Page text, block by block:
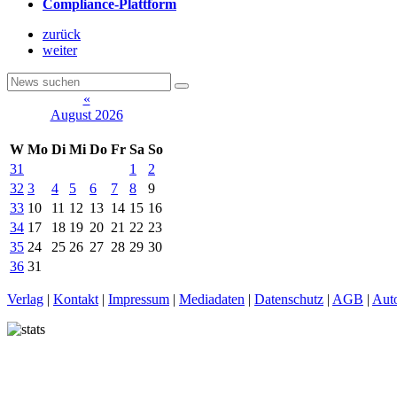
Compliance-Plattform
zurück
weiter
«
August 2026
W Mo Di Mi Do Fr Sa So
31
1
2
32 3 4 5 6 7 8
9
33 10 11 12 13 14 15 16
34 17 18 19 20 21 22 23
35 24 25 26 27 28 29 30
36 31
Verlag | Kontakt | Impressum | Mediadaten | Datenschutz | AGB |